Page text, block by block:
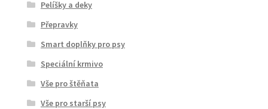
Pelíšky a deky
Přepravky
Smart doplňky pro psy
Speciální krmivo
Vše pro štěňata
Vše pro starší psy